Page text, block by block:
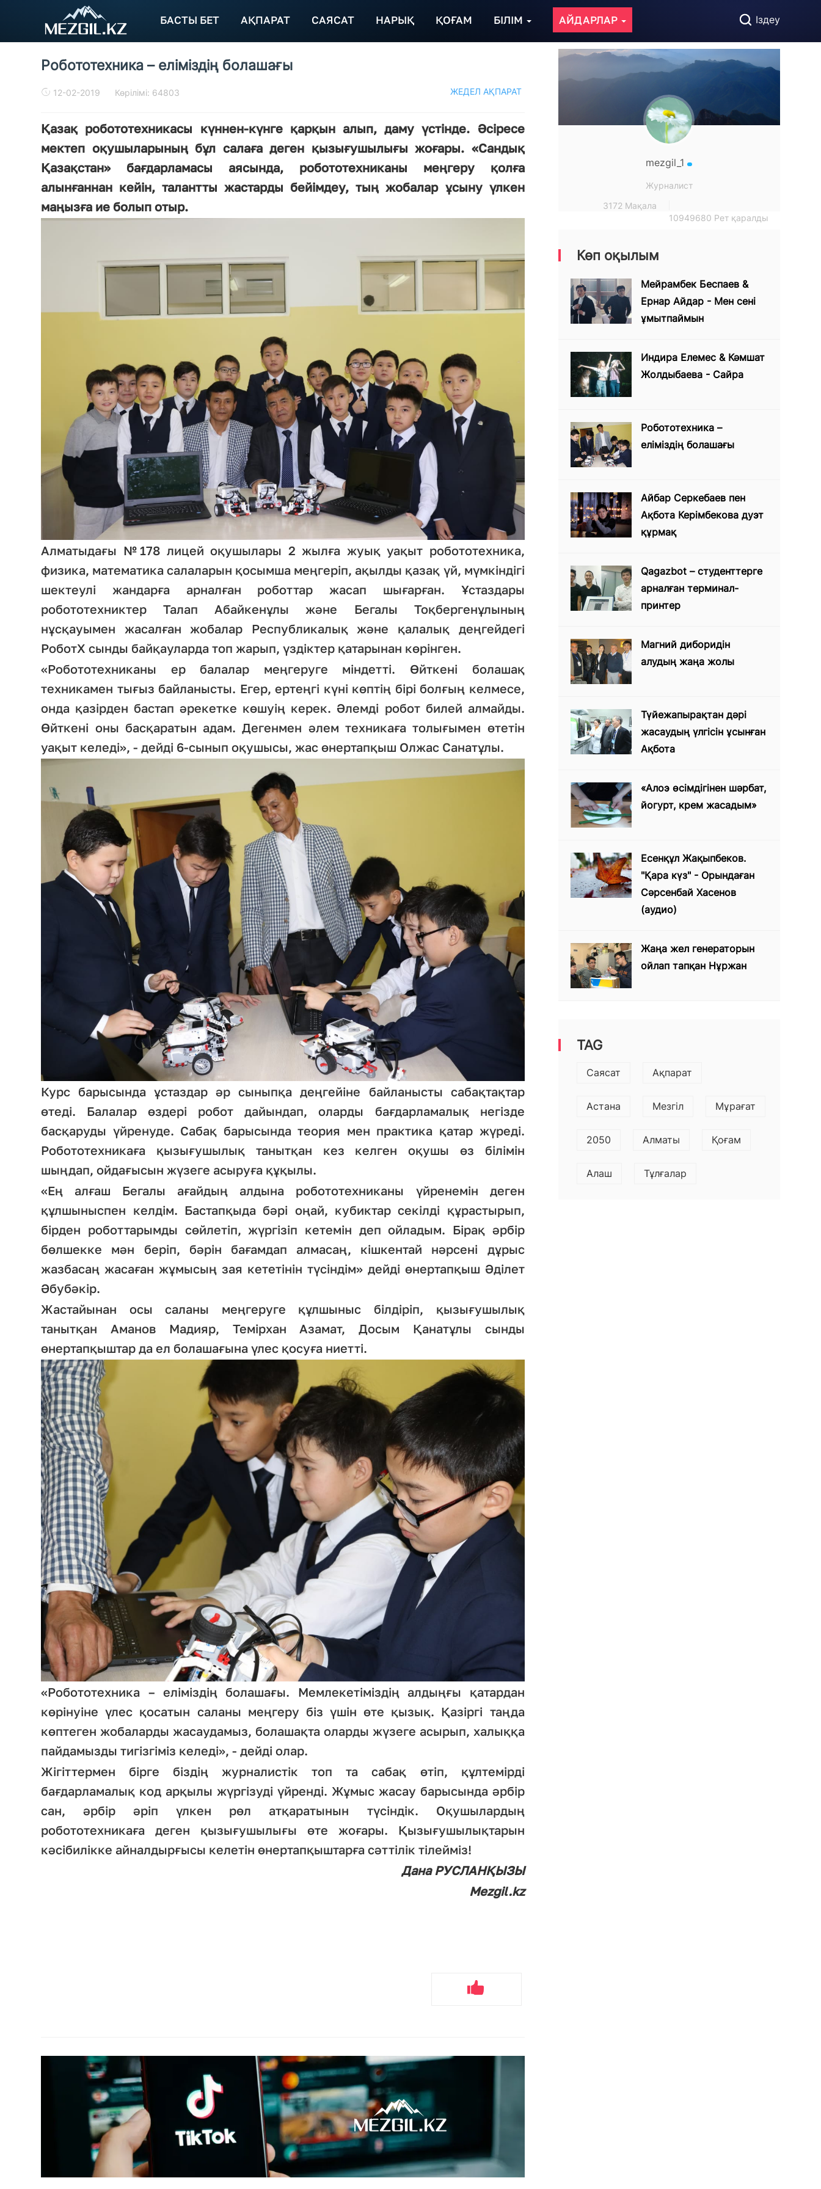
БАСТЫ БЕТ АҚПАРАТ САЯСАТ НАРЫҚ ҚОҒАМ БІЛІМ АЙДАРЛАР Іздеу
Робототехника – еліміздің болашағы
ЖЕДЕЛ АҚПАРАТ
12-02-2019 Көрілімі: 64803
Қазақ робототехникасы күннен-күнге қарқын алып, даму үстінде. Әсіресе
мектеп оқушыларының бұл салаға деген қызығушылығы жоғары. «Сандық
Қазақстан» бағдарламасы аясында, робототехниканы меңгеру қолға
алынғаннан кейін, талантты жастарды бейімдеу, тың жобалар ұсыну үлкен
маңызға ие болып отыр.
Алматыдағы №178 лицей оқушылары 2 жылға жуық уақыт робототехника,
физика, математика салаларын қосымша меңгеріп, ақылды қазақ үй, мүмкіндігі
шектеулі жандарға арналған роботтар жасап шығарған. Ұстаздары
робототехниктер Талап Абайкенұлы және Бегалы Тоқбергенұлының
нұсқауымен жасалған жобалар Республикалық және қалалық деңгейдегі
РоботХ сынды байқауларда топ жарып, үздіктер қатарынан көрінген.
«Робототехниканы ер балалар меңгеруге міндетті. Өйткені болашақ
техникамен тығыз байланысты. Егер, ертеңгі күні көптің бірі болғың келмесе,
онда қазірден бастап әрекетке көшуің керек. Әлемді робот билей алмайды.
Өйткені оны басқаратын адам. Дегенмен әлем техникаға толығымен өтетін
уақыт келеді», - дейді 6-сынып оқушысы, жас өнертапқыш Олжас Санатұлы.
Курс барысында ұстаздар әр сыныпқа деңгейіне байланысты сабақтақтар
өтеді. Балалар өздері робот дайындап, оларды бағдарламалық негізде
басқаруды үйренуде. Сабақ барысында теория мен практика қатар жүреді.
Робототехникаға қызығушылық танытқан кез келген оқушы өз білімін
шыңдап, ойдағысын жүзеге асыруға құқылы.
«Ең алғаш Бегалы ағайдың алдына робототехниканы үйренемін деген
құлшыныспен келдім. Бастапқыда бәрі оңай, кубиктар секілді құрастырып,
бірден роботтарымды сөйлетіп, жүргізіп кетемін деп ойладым. Бірақ әрбір
бөлшекке мән беріп, бәрін бағамдап алмасаң, кішкентай нәрсені дұрыс
жазбасаң жасаған жұмысың зая кететінін түсіндім» дейді өнертапқыш Әділет
Әбубәкір.
Жастайынан осы саланы меңгеруге құлшыныс білдіріп, қызығушылық
танытқан Аманов Мадияр, Темірхан Азамат, Досым Қанатұлы сынды
өнертапқыштар да ел болашағына үлес қосуға ниетті.
«Робототехника – еліміздің болашағы. Мемлекетіміздің алдыңғы қатардан
көрінуіне үлес қосатын саланы меңгеру біз үшін өте қызық. Қазіргі таңда
көптеген жобаларды жасаудамыз, болашақта оларды жүзеге асырып, халыққа
пайдамызды тигізгіміз келеді», - дейді олар.
Жігіттермен бірге біздің журналистік топ та сабақ өтіп, құлтемірді
бағдарламалық код арқылы жүргізуді үйренді. Жұмыс жасау барысында әрбір
сан, әрбір әріп үлкен рөл атқаратынын түсіндік. Оқушылардың
робототехникаға деген қызығушылығы өте жоғары. Қызығушылықтарын
кәсібилікке айналдырғысы келетін өнертапқыштарға сәттілік тілейміз!
Дана РУСЛАНҚЫЗЫ
Mezgil.kz
mezgil_1
Журналист
3172 Мақала
10949680 Рет қаралды
Көп оқылым
Мейрамбек Беспаев &
Ернар Айдар - Мен сені
ұмытпаймын
Индира Елемес & Кәмшат
Жолдыбаева - Сайра
Робототехника –
еліміздің болашағы
Айбар Серкебаев пен
Ақбота Керімбекова дуэт
құрмақ
Qagazbot – студенттерге
арналған терминал-
принтер
Магний диборидін
алудың жаңа жолы
Түйежапырақтан дәрі
жасаудың үлгісін ұсынған
Ақбота
«Алоэ өсімдігінен шәрбат,
йогурт, крем жасадым»
Есенқұл Жақыпбеков.
"Қара күз" - Орындаған
Сәрсенбай Хасенов
(аудио)
Жаңа жел генераторын
ойлап тапқан Нұржан
TAG
Саясат Ақпарат
Астана Мезгіл Мұрағат
2050 Алматы Қоғам
Алаш Тұлғалар